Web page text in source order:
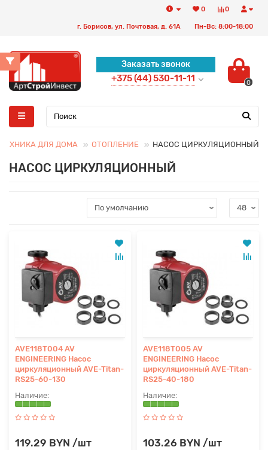
0
0
г. Борисов, ул. Почтовая, д. 61А Пн-Вс: 8:00-18:00
Заказать звонок
+375 (44) 530-11-11 0
ДЛЯ ДОМА ОТОПЛЕНИЕ НАСОС ЦИРКУЛЯЦИОННЫЙ
НАСОС ЦИРКУЛЯЦИОННЫЙ
AVE118T004 AV
ENGINEERING Насос
циркуляционный AVE-Titan-
RS25-60-130
119.29 BYN /шт
AVE118T005 AV
ENGINEERING Насос
циркуляционный AVE-Titan-
RS25-40-180
103.26 BYN /шт